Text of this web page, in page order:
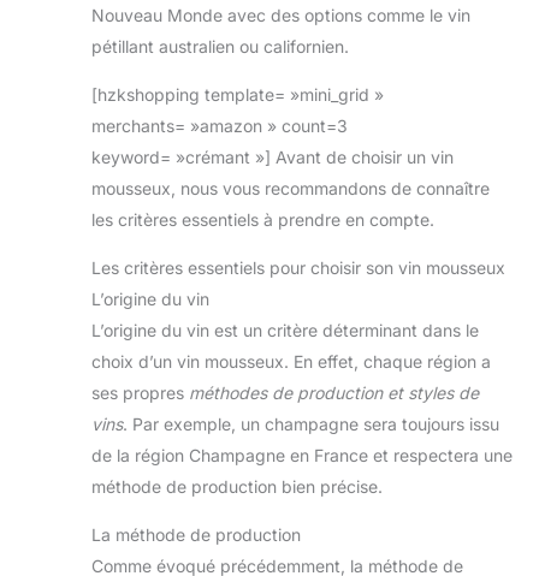
Nouveau Monde avec des options comme le vin
pétillant australien ou californien.
[hzkshopping template= »mini_grid »
merchants= »amazon » count=3
keyword= »crémant »] Avant de choisir un vin
mousseux, nous vous recommandons de connaître
les critères essentiels à prendre en compte.
Les critères essentiels pour choisir son vin mousseux
L’origine du vin
L’origine du vin est un critère déterminant dans le
choix d’un vin mousseux. En effet, chaque région a
ses propres méthodes de production et styles de
vins. Par exemple, un champagne sera toujours issu
de la région Champagne en France et respectera une
méthode de production bien précise.
La méthode de production
Comme évoqué précédemment, la méthode de